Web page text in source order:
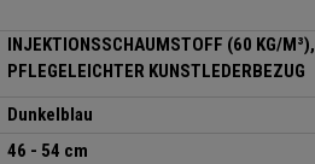
INJEKTIONSSCHAUMSTOFF (60 KG/M³),
PFLEGELEICHTER KUNSTLEDERBEZUG
Dunkelblau
46 - 54 cm